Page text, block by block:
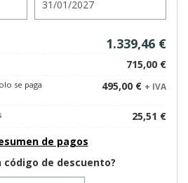
1.339,46 €
715,00 €
se paga
495,00 € + IVA
25,51 €
de pagos
código de descuento?